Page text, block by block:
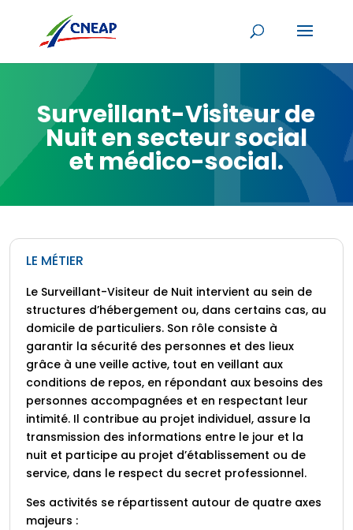
Surveillant-Visiteur de
Nuit en secteur social
et médico-social.
LE MÉTIER
Le Surveillant-Visiteur de Nuit intervient au sein de
structures d’hébergement ou, dans certains cas, au
domicile de particuliers. Son rôle consiste à
garantir la sécurité des personnes et des lieux
grâce à une veille active, tout en veillant aux
conditions de repos, en répondant aux besoins des
personnes accompagnées et en respectant leur
intimité. Il contribue au projet individuel, assure la
transmission des informations entre le jour et la
nuit et participe au projet d’établissement ou de
service, dans le respect du secret professionnel.
Ses activités se répartissent autour de quatre axes
majeurs :